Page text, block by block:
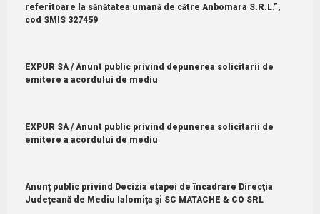
referitoare la sănătatea umană de către Anbomara S.R.L.”,
cod SMIS 327459
EXPUR SA / Anunt public privind depunerea solicitarii de
emitere a acordului de mediu
EXPUR SA / Anunt public privind depunerea solicitarii de
emitere a acordului de mediu
Anunţ public privind Decizia etapei de încadrare Direcţia
Judeţeană de Mediu Ialomiţa şi SC MATACHE & CO SRL